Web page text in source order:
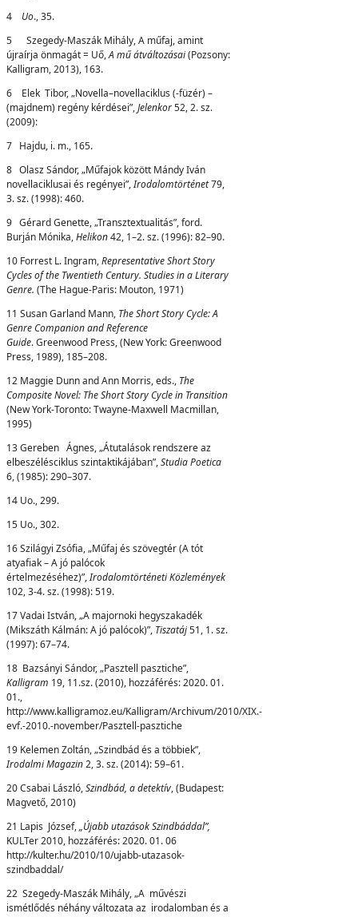
4 Uo., 35.
5 Szegedy-Maszák Mihály, A műfaj, amint
újraírja önmagát = Uő,A mű átváltozásai(Pozsony:
Kalligram, 2013), 163.
6 Elek Tibor, „Novella–novellaciklus (-füzér) –
(majdnem) regény kérdései”,Jelenkor52, 2. sz.
(2009):
7 Hajdu, i. m., 165.
8 Olasz Sándor, „Műfajok között Mándy Iván
novellaciklusai és regényei”,Irodalomtörténet79,
3. sz. (1998): 460.
9 Gérard Genette, „Transztextualitás”, ford.
Burján Mónika,Helikon42, 1–2. sz. (1996): 82–90.
10 Forrest L. Ingram,Representative Short Story
Cycles of the Twentieth Century. Studies in a Literary
Genre. (The Hague-Paris: Mouton, 1971)
11 Susan Garland Mann, The Short Story Cycle: A
Genre Companion and Reference
Guide. Greenwood Press, (New York: Greenwood
Press, 1989), 185–208.
12 Maggie Dunn and Ann Morris, eds., The
Composite Novel: The Short Story Cycle in Transition
(New York-Toronto: Twayne-Maxwell Macmillan,
1995)
13 Gereben Ágnes, „Átutalások rendszere az
elbeszélésciklus szintaktikájában”,StudiaPoetica
6, (1985): 290–307.
14 Uo., 299.
15 Uo., 302.
16 Szilágyi Zsófia, „Műfaj és szövegtér (A tót
atyafiak – A jó palócok
értelmezéséhez)”,Irodalomtörténeti Közlemények
102, 3-4. sz. (1998): 519.
17 Vadai István, „A majornoki hegyszakadék
(Mikszáth Kálmán: A jó palócok)”, Tiszatáj51, 1. sz.
(1997): 67–74.
18 Bazsányi Sándor, „Pasztell pasztiche”,
Kalligram 19, 11.sz. (2010), hozzáférés: 2020. 01.
01.,
http://www.kalligramoz.eu/Kalligram/Archivum/2010/XIX.-
evf.-2010.-november/Pasztell-pasztiche
19 Kelemen Zoltán, „Szindbád és a többiek”,
Irodalmi Magazin2, 3. sz. (2014): 59–61.
20 Csabai László,Szindbád, a detektív, (Budapest:
Magvető, 2010)
21 Lapis József,„Újabb utazások Szindbáddal”,
KULTer 2010, hozzáférés: 2020. 01. 06
http://kulter.hu/2010/10/ujabb-utazasok-
szindbaddal/
22 Szegedy-Maszák Mihály, „A művészi
ismétlődés néhány változata az irodalomban és a